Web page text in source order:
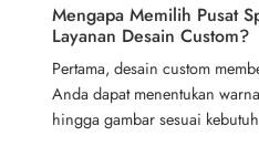
Mengapa Memilih Pusat
Layanan Desain Custom?
Pertama, desain custom
Anda dapat menentukan
hingga gambar sesuai